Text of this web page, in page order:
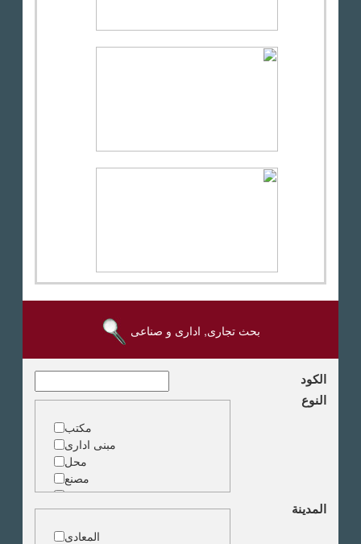
بحث تجارى, ادارى و صناعى
الكود
النوع
مكتب
مبنى ادارى
محل
مصنع
مخزن
ارض خدمات
المدينة
المعادى